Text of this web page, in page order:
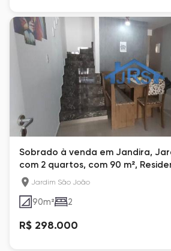
Sobrado à venda em Jandira,
com 2 quartos, com 90 m²,
Jardim São João
90m² 2
R$ 298.000